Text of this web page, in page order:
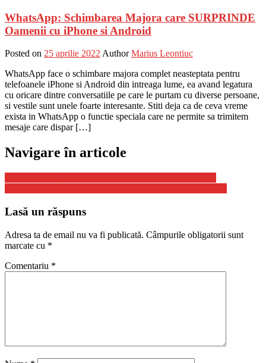
WhatsApp: Schimbarea Majora care SURPRINDE
Oamenii cu iPhone si Android
Posted on 25 aprilie 2022 Author Marius Leontiuc
WhatsApp face o schimbare majora complet neasteptata pentru
telefoanele iPhone si Android din intreaga lume, ea avand legatura
cu oricare dintre conversatiile pe care le purtam cu diverse persoane,
si vestile sunt unele foarte interesante. Stiti deja ca de ceva vreme
exista in WhatsApp o functie speciala care ne permite sa trimitem
mesaje care dispar […]
Navigare în articole
Lasă un răspuns
Adresa ta de email nu va fi publicată. Câmpurile obligatorii sunt
marcate cu *
Comentariu *